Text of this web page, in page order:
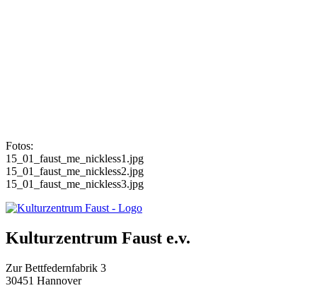
Fotos:
15_01_faust_me_nickless1.jpg
15_01_faust_me_nickless2.jpg
15_01_faust_me_nickless3.jpg
Kulturzentrum Faust e.v.
Zur Bettfedernfabrik 3
30451 Hannover